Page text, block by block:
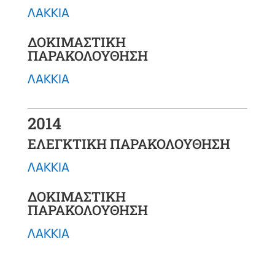
ΛΑΚΚΙΑ
ΔΟΚΙΜΑΣΤΙΚΗ
ΠΑΡΑΚΟΛΟΥΘΗΣΗ
ΛΑΚΚΙΑ
2014
ΕΛΕΓΚΤΙΚΗ ΠΑΡΑΚΟΛΟΥΘΗΣΗ
ΛΑΚΚΙΑ
ΔΟΚΙΜΑΣΤΙΚΗ
ΠΑΡΑΚΟΛΟΥΘΗΣΗ
ΛΑΚΚΙΑ